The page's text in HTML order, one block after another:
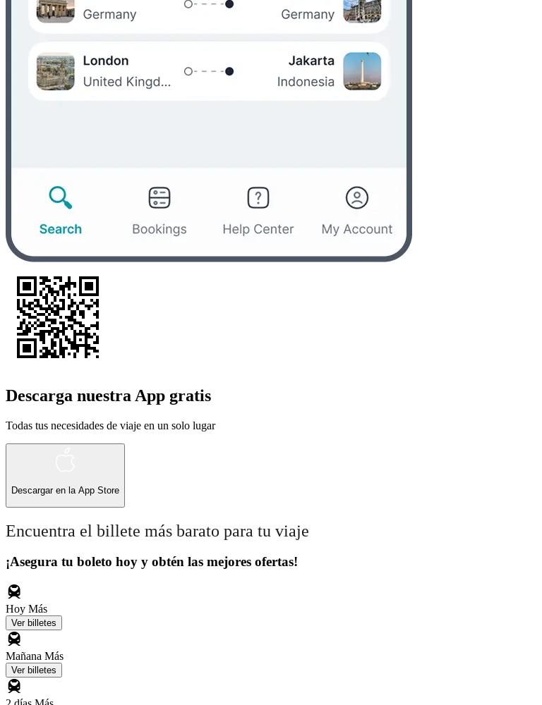
Descarga nuestra App gratis
Todas tus necesidades de viaje en un solo lugar
Descargar en la App Store
Encuentra el billete más barato para tu viaje
¡Asegura tu boleto hoy y obtén las mejores ofertas!
Hoy Más
Ver billetes
Mañana Más
Ver billetes